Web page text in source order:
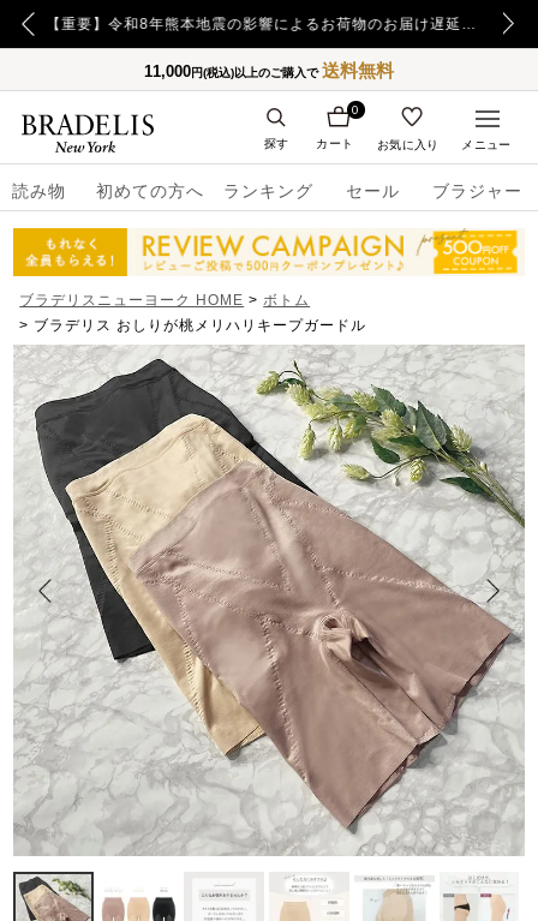
【重要】日本郵便の障害による配送への影響についてのお詫び
11,000円(税込)以上のご購入で送料無料
読み物 初めての方へ ランキング セール ブラジャー
カート
0
お気に入り
探す メニュー
ブラデリスニューヨーク HOME
ボトム
ブラデリス おしりが桃メリハリキープガードル